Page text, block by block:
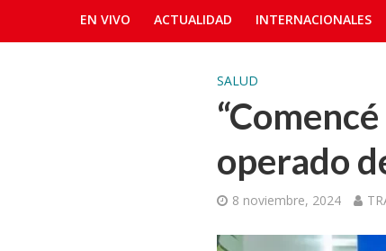
EN VIVO ACTUALIDAD INTERNACIONALES
SALUD
operado
8 noviembre, 2024